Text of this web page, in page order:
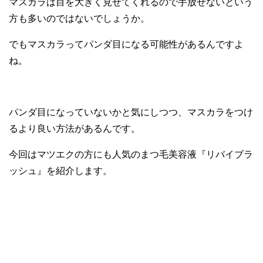
マスカラは目を大きく見せてくれるので手放せないという
方も多いのではないでしょうか。
でもマスカラってパンダ目になる可能性があるんですよ
ね。
パンダ目になっていないかと気にしつつ、マスカラをつけ
るより良い方法があるんです。
今回はマツエクの方にも人気のまつ毛美容液『リバイブラ
ッシュ』を紹介します。